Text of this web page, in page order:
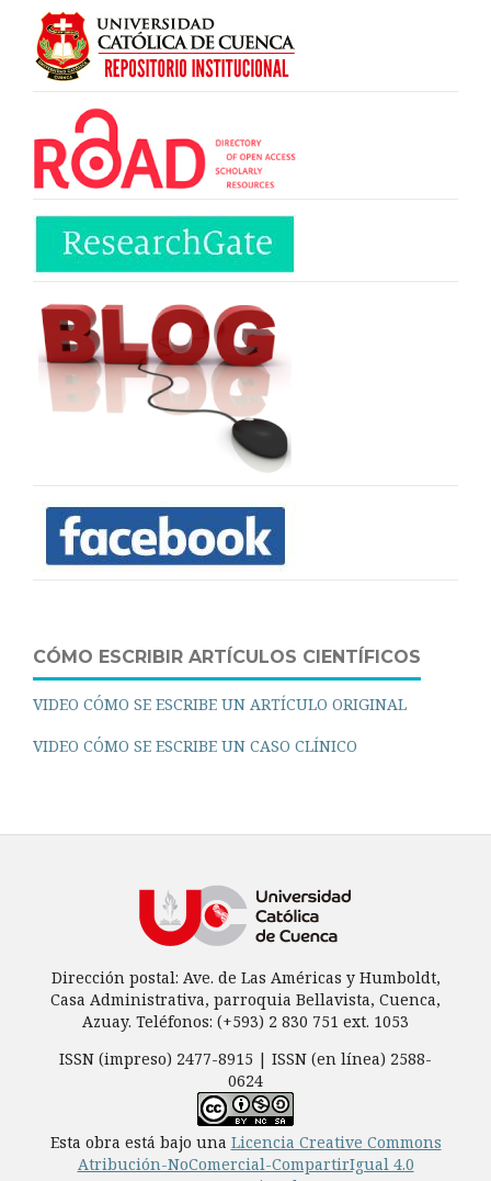
CÓMO ESCRIBIR ARTÍCULOS CIENTÍFICOS
VIDEO CÓMO SE ESCRIBE UN ARTÍCULO ORIGINAL
VIDEO CÓMO SE ESCRIBE UN CASO CLÍNICO
Dirección postal: Ave. de Las Américas y Humboldt,
Casa Administrativa, parroquia Bellavista, Cuenca,
Azuay. Teléfonos: (+593) 2 830 751 ext. 1053
ISSN (impreso) 2477-8915 | ISSN (en línea) 2588-
0624
Esta obra está bajo una Licencia Creative Commons
Atribución-NoComercial-CompartirIgual 4.0